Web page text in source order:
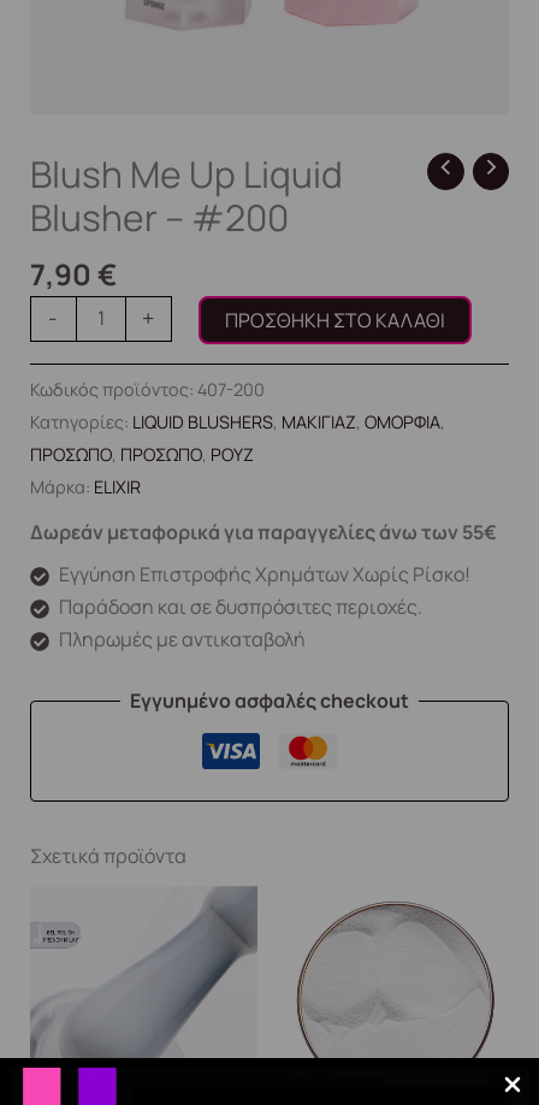
Blush Me Up Liquid
Blusher – #200
7,90 €
- + ΠΡΟΣΘΉΚΗ ΣΤΟ ΚΑΛΆΘΙ
Κωδικός προϊόντος: 407-200
Κατηγορίες: LIQUID BLUSHERS, ΜΑΚΙΓΙΑΖ, ΟΜΟΡΦΙΑ,
ΠΡΟΣΩΠΟ, ΠΡΟΣΩΠΟ, ΡΟΥΖ
Μάρκα: ELIXIR
Δωρεάν μεταφορικά για παραγγελίες άνω των 55€
Εγγύηση Επιστροφής Χρημάτων Χωρίς Ρίσκο!
Παράδοση και σε δυσπρόσιτες περιοχές.
Πληρωμές με αντικαταβολή
Εγγυημένο ασφαλές checkout
Σχετικά προϊόντα